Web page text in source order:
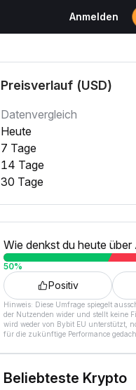
Anmelden
Preisverlauf (USD)
Datenvergleich
Heute
7 Tage
14 Tage
30 Tage
Wie denkst du heute
50%
Positiv
Hinweis: Diese Umfrage spiegelt
der Nutzenden wider und stellt keine
wird weder von Bybit EU unterstützt,
für die zukünftige Performance
Beliebteste Krypto